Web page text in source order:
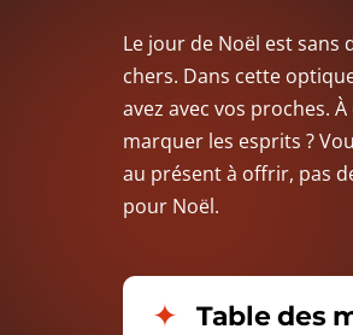
Le jour de Noël est
chers. Dans cette
avez avec vos proches.
marquer les esprits ?
au présent à offrir, pas
pour Noël.
Table des